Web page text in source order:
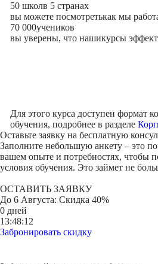
50 школв 5 странах
вы можете посмотретькак мы
70 000учеников
вы уверены, что нашикурсы
Для этого курса доступен формат
обучения, подробнее в разделе
Оставьте заявку на бесплатную
Заполните небольшую анкету – это
вашем опыте и потребностях, чтобы
условия обучения. Это займет не
ОСТАВИТЬ ЗАЯВКУ
До 6 Августа: Скидка 40%
0 дней
13:48:12
Забронировать скидку